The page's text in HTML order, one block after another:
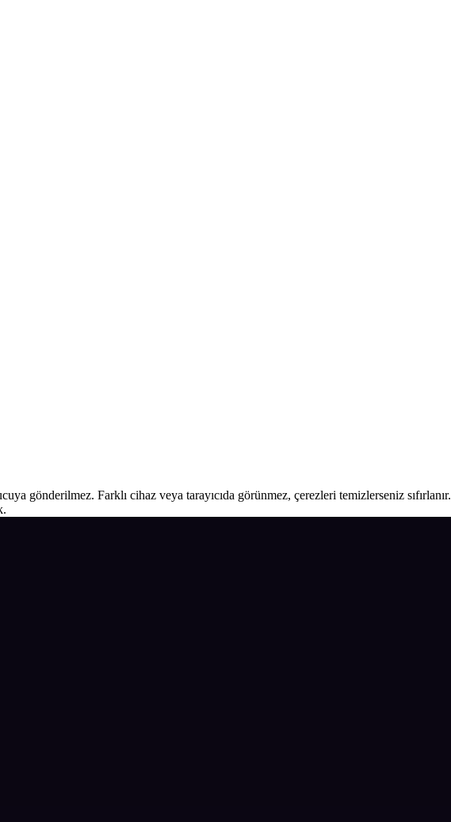
gönderilmez. Farklı cihaz veya tarayıcıda görünmez, çerezleri temizlerseniz sıfırlanır.